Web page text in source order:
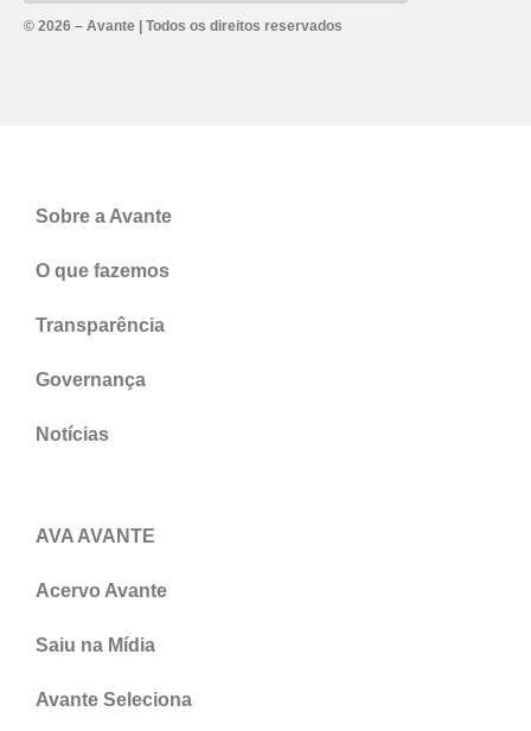
© 2026 – Avante | Todos os direitos reservados
Sobre a Avante
O que fazemos
Transparência
Governança
Notícias
AVA AVANTE
Acervo Avante
Saiu na Mídia
Avante Seleciona